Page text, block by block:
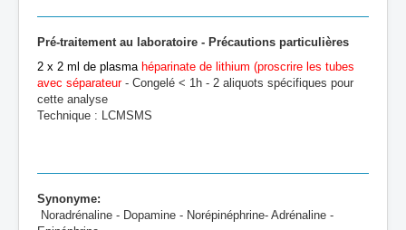
Pré-traitement au laboratoire - Précautions particulières
2 x 2 ml de plasmahéparinate de lithium (proscrire les tubes
avec séparateur- Congelé < 1h - 2 aliquots spécifiques pour
cette analyse
Technique : LCMSMS
Synonyme:
Noradrénaline - Dopamine - Norépinéphrine- Adrénaline -